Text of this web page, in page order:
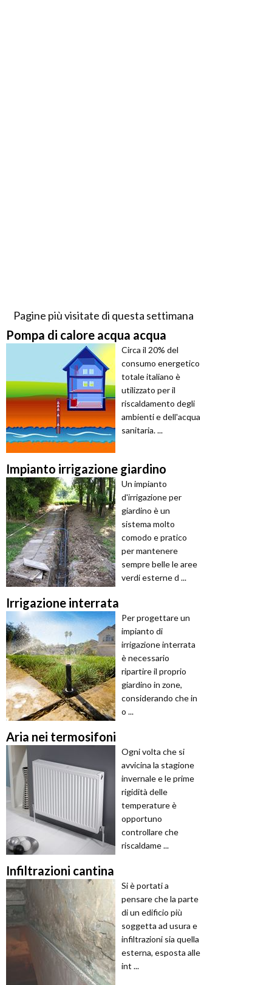
Pagine più visitate di questa settimana
Pompa di calore acqua acqua
Circa il 20% del
consumo energetico
totale italiano è
utilizzato per il
riscaldamento degli
ambienti e dell'acqua
sanitaria. ...
Impianto irrigazione giardino
Un impianto
d'irrigazione per
giardino è un
sistema molto
comodo e pratico
per mantenere
sempre belle le aree
verdi esterne d ...
Irrigazione interrata
Per progettare un
impianto di
irrigazione interrata
è necessario
ripartire il proprio
giardino in zone,
considerando che in
o ...
Aria nei termosifoni
Ogni volta che si
avvicina la stagione
invernale e le prime
rigidità delle
temperature è
opportuno
controllare che
riscaldame ...
Infiltrazioni cantina
Si è portati a
pensare che la parte
di un edificio più
soggetta ad usura e
infiltrazioni sia quella
esterna, esposta alle
int ...